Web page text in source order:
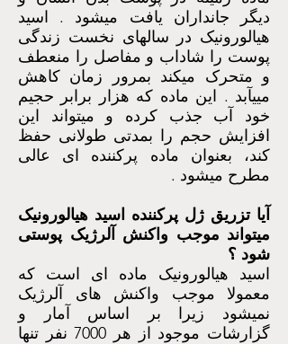
دیگر جانداران یافت میشود . اسید
هیالورونیک در سالهای نخست زندگی
پوست را شاداب و مفاصل را منعطف
و متحرک میکند بمرور زمان کاهش
مییآبد . این ماده که هزار برابر حجیم
خود آب جذب کرده و میتواند این
افزایش حجم را بمدتی طولانی حفظ
کند، بعنوان ماده پرکننده ای عالی
مطرح میشود .
آیا تزریق ژل پرکننده اسید هیالورونیک
میتواند موجب واکنش آلرژیک پوستی
شود ؟
اسید هیالورونیک ماده ای است که
معمولا موجب واکنش های آلرژیک
نمیشود زیرا بر اساس آمار و
گزارشات موجود از هر 7000 نفر تنها